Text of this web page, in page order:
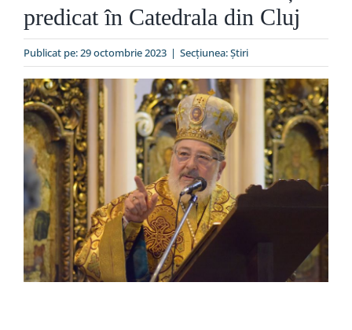
Liturgic
Special
predicat în Catedrala din Cluj
Publicat pe: 29 octombrie 2023 | Secțiunea:Ştiri